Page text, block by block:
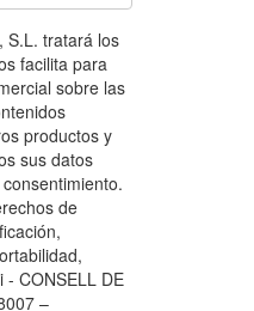
S.L. tratará los
facilita para
sobre las
productos y
sus datos
de
- CONSELL DE
–